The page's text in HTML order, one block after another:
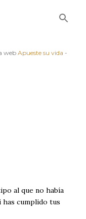
web Apueste su vida -
al que no había
has cumplido tus